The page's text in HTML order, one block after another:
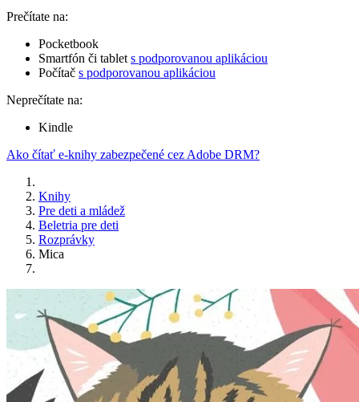
Prečítate na:
Pocketbook
Smartfón či tablet s podporovanou aplikáciou
Počítač s podporovanou aplikáciou
Neprečítate na:
Kindle
Ako čítať e-knihy zabezpečené cez Adobe DRM?
Knihy
Pre deti a mládež
Beletria pre deti
Rozprávky
Mica